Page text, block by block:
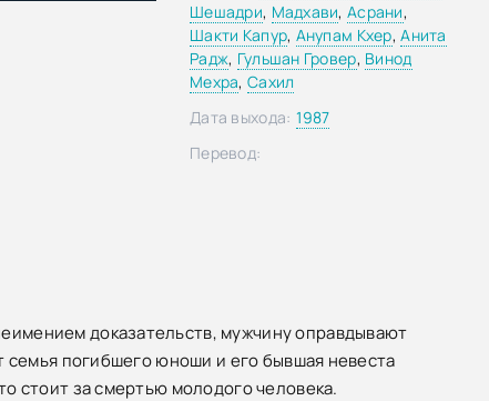
Шешадри, Мадхави,Асрани,
Шакти Капур, Анупам Кхер,Анита
Радж, Гульшан Гровер, Винод
Мехра, Сахил
Дата выхода: 1987
Перевод:
доказательств, мужчину оправдывают
семья погибшего юноши и его бывшая невеста
стоит за смертью молодого человека.